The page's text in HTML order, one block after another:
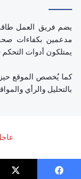
يضم فريق العمل
يمتلكون أدوات التحكم
كما يُخصص الموقع حيزا
بالتحليل والرأي